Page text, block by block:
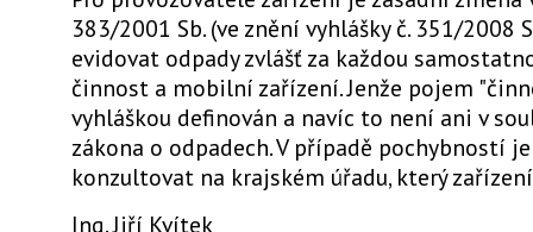
383/2001 Sb. (ve znění vyhlášky č. 351/2008
evidovat odpady zvlášť za každou
činnost a mobilní zařízení. Jenže pojem
vyhláškou definován a navíc to není ani v
zákona o odpadech. V případě pochybností
konzultovat na krajském úřadu, který
Ing. Jiří Kvítek